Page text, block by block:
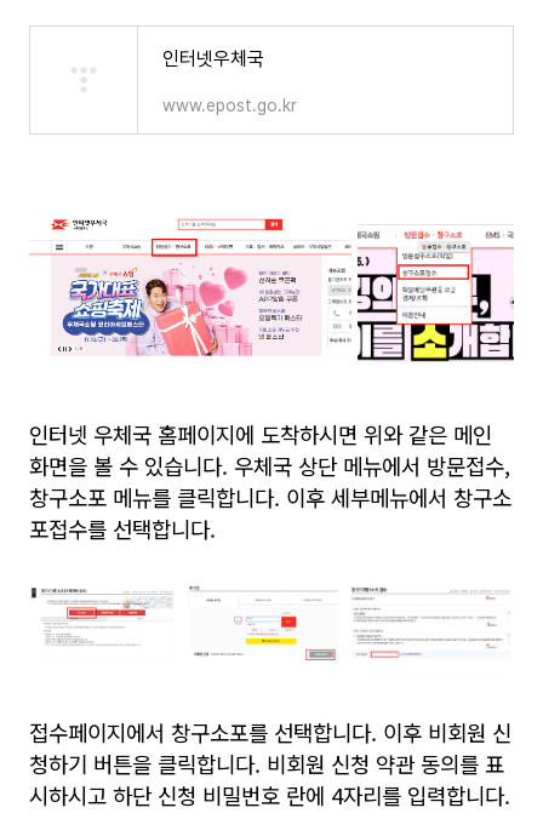
인터넷우체국
www.epost.go.kr
인터넷 우체국 홈페이지에 도착하시면 위와 같은 메인
화면을 볼 수 있습니다. 우체국 상단 메뉴에서 방문접수,
창구소포 메뉴를 클릭합니다. 이후 세부메뉴에서 창구소
포접수를 선택합니다.
접수페이지에서 창구소포를 선택합니다. 이후 비회원 신
청하기 버튼을 클릭합니다. 비회원 신청 약관 동의를 표
시하시고 하단 신청 비밀번호 란에 4자리를 입력합니다.